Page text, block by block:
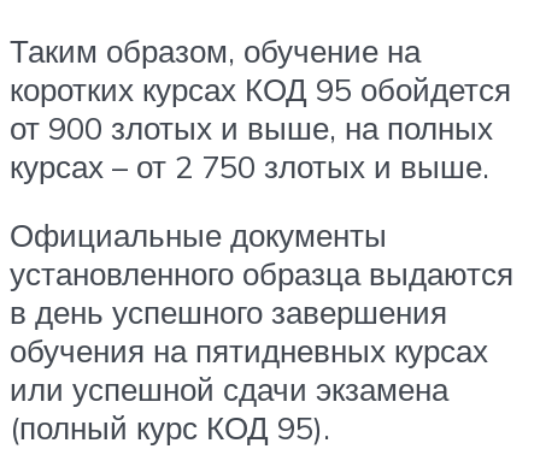
Таким образом, обучение на
коротких курсах КОД 95 обойдется
от 900 злотых и выше, на полных
курсах – от 2 750 злотых и выше.
Официальные документы
установленного образца выдаются
в день успешного завершения
обучения на пятидневных курсах
или успешной сдачи экзамена
(полный курс КОД 95).